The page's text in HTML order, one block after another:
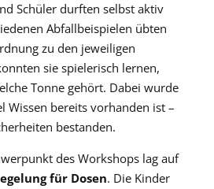
Schüler durften selbst aktiv
Abfallbeispielen übten
zu den jeweiligen
sie spielerisch lernen,
Tonne gehört. Dabei wurde
Wissen bereits vorhanden ist –
bestanden.
des Workshops lag auf
für Dosen. Die Kinder